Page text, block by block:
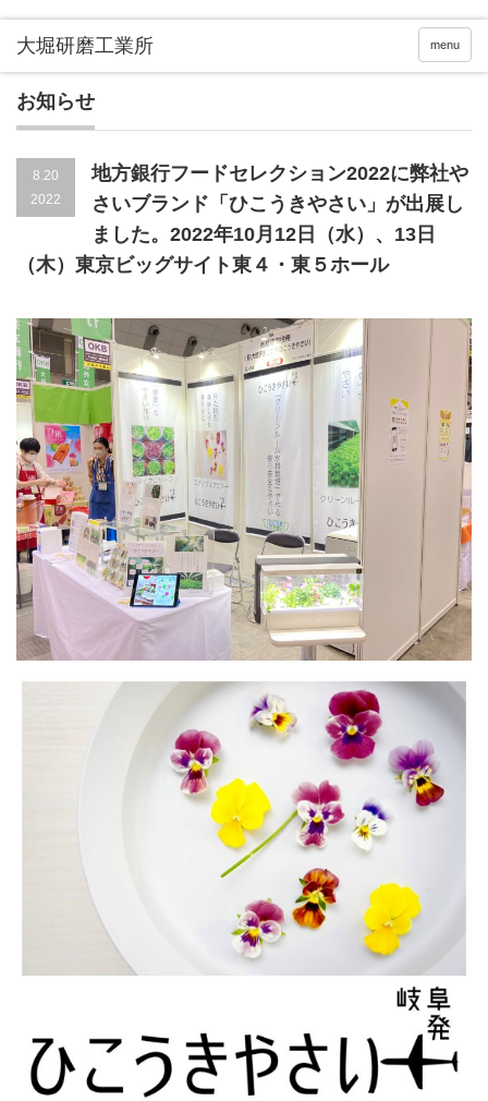
menu
お知らせ
8.20
2022
地方銀行フードセレクション2022に弊社や
さいブランド「ひこうきやさい」が出展し
ました。2022年10月12日（水）、13日
（木）東京ビッグサイト東４・東５ホール